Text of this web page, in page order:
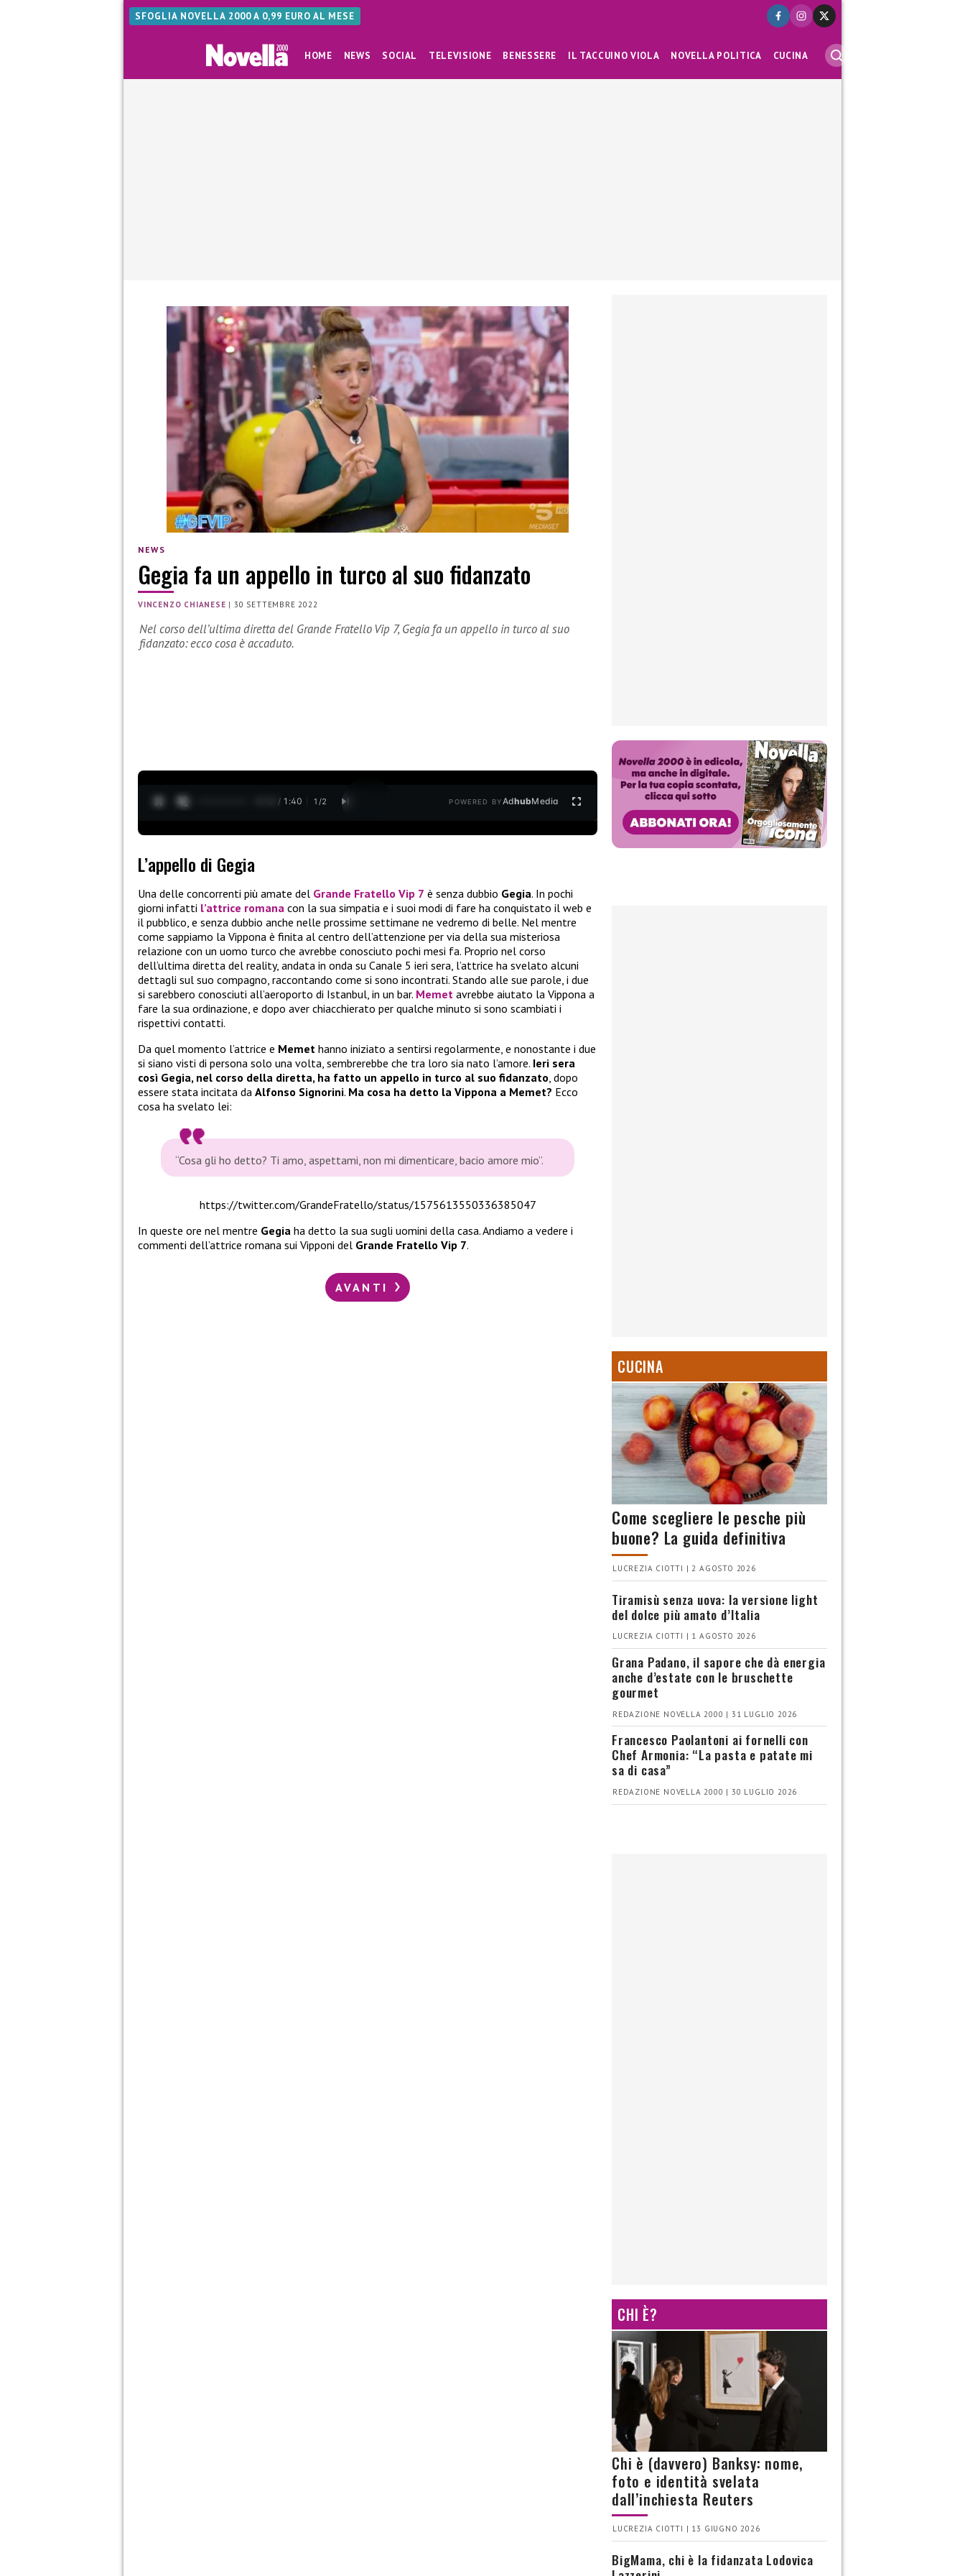
SFOGLIA NOVELLA 2000 A 0,99 EURO AL MESE
HOME NEWS SOCIAL TELEVISIONE BENESSERE IL TACCUINO VIOLA NOVELLA POLITICA CUCINA
NEWS
Gegia fa un appello in turco al suo fidanzato
VINCENZO CHIANESE |30 SETTEMBRE 2022
Nel corso dell’ultima diretta del Grande Fratello Vip 7, Gegia fa un appello in turco al suo
fidanzato: ecco cosa è accaduto.
0:13 / 1:40 1 /2 POWERED BYAdhubMedia
L’appello di Gegia
Una delle concorrenti più amate del Grande Fratello Vip 7 è senza dubbio Gegia. In pochi
giorni infatti l’attrice romana con la sua simpatia e i suoi modi di fare ha conquistato il web e
il pubblico, e senza dubbio anche nelle prossime settimane ne vedremo di belle. Nel mentre
come sappiamo la Vippona è finita al centro dell’attenzione per via della sua misteriosa
relazione con un uomo turco che avrebbe conosciuto pochi mesi fa. Proprio nel corso
dell’ultima diretta del reality, andata in onda su Canale 5 ieri sera, l’attrice ha svelato alcuni
dettagli sul suo compagno, raccontando come si sono incontrati. Stando alle sue parole, i due
si sarebbero conosciuti all’aeroporto di Istanbul, in un bar. Memet avrebbe aiutato la Vippona a
fare la sua ordinazione, e dopo aver chiacchierato per qualche minuto si sono scambiati i
rispettivi contatti.
Da quel momento l’attrice e Memet hanno iniziato a sentirsi regolarmente, e nonostante i due
si siano visti di persona solo una volta, sembrerebbe che tra loro sia nato l’amore. Ieri sera
così Gegia, nel corso della diretta, ha fatto un appello in turco al suo fidanzato, dopo
essere stata incitata da Alfonso Signorini. Ma cosa ha detto la Vippona a Memet? Ecco
cosa ha svelato lei:
“Cosa gli ho detto? Ti amo, aspettami, non mi dimenticare, bacio amore mio”.
https://twitter.com/GrandeFratello/status/1575613550336385047
In queste ore nel mentre Gegia ha detto la sua sugli uomini della casa. Andiamo a vedere i
commenti dell’attrice romana sui Vipponi del Grande Fratello Vip 7.
AVANTI
CUCINA
Come scegliere le pesche più
buone? La guida definitiva
LUCREZIA CIOTTI | 2 AGOSTO 2026
Tiramisù senza uova: la versione light
del dolce più amato d’Italia
LUCREZIA CIOTTI | 1 AGOSTO 2026
Grana Padano, il sapore che dà energia
anche d’estate con le bruschette
gourmet
REDAZIONE NOVELLA 2000 | 31 LUGLIO 2026
Francesco Paolantoni ai fornelli con
Chef Armonia: “La pasta e patate mi
sa di casa”
REDAZIONE NOVELLA 2000 | 30 LUGLIO 2026
CHI È?
Chi è (davvero) Banksy: nome,
foto e identità svelata
dall’inchiesta Reuters
LUCREZIA CIOTTI | 13 GIUGNO 2026
BigMama, chi è la fidanzata Lodovica